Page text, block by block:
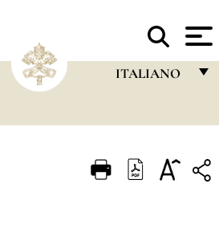
ITALIANO
ITALIANO